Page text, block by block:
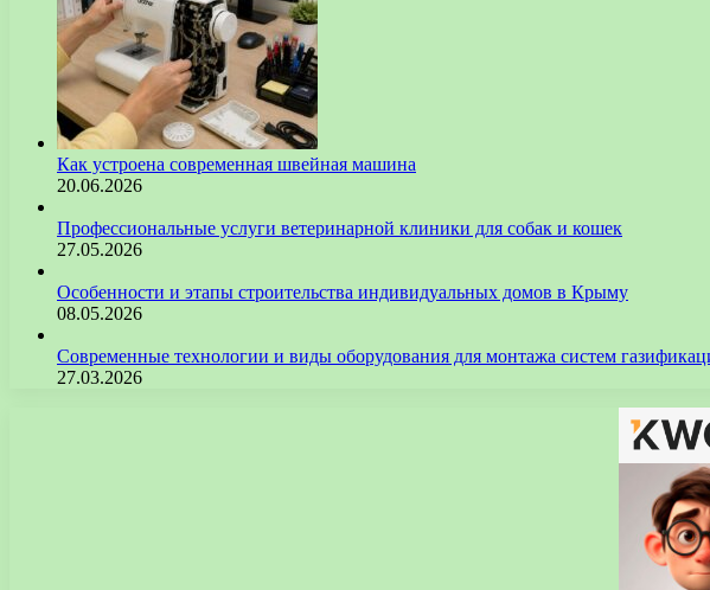
Как устроена современная швейная машина
20.06.2026
Профессиональные услуги ветеринарной клиники для собак и кошек
27.05.2026
Особенности и этапы строительства индивидуальных домов в Крыму
08.05.2026
Современные технологии и виды оборудования для монтажа систем
27.03.2026